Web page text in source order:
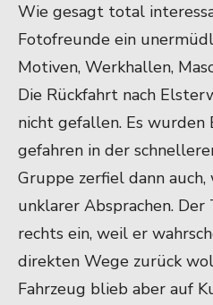
Wie gesagt total
Fotofreunde ein
Motiven, Werkhallen,
Die Rückfahrt nach
nicht gefallen. Es wurden
gefahren in der
Gruppe zerfiel dann
unklarer Absprachen.
rechts ein, weil er
direkten Wege zurück
Fahrzeug blieb aber auf